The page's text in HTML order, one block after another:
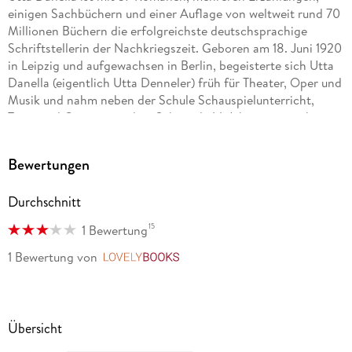
einigen Sachbüchern und einer Auflage von weltweit rund 70
Millionen Büchern die erfolgreichste deutschsprachige
Schriftstellerin der Nachkriegszeit. Geboren am 18. Juni 1920
in Leipzig und aufgewachsen in Berlin, begeisterte sich Utta
Danella (eigentlich Utta Denneler) früh für Theater, Oper und
Musik und nahm neben der Schule Schauspielunterricht,
Tanz- und Gesangstunden. Schon als 14-Jährige versuchte sie
Rundfunk. Sie zog später nach München und veröffentlichte
das ursprünglich über 1000 Seiten umfassende Manuskript
um die Hälfte gekürzt worden war. Obwohl sich nur ein
bescheidener Erfolg einstellte, drängte Verleger Franz
Schneekluth die Autorin, für die er auch das Pseudonym
000 Exemplare. Von da an reihte sich ein Bestseller an den
Bewertungen
Durchschnitt
1 Bewertung15
1 Bewertung von
Übersicht